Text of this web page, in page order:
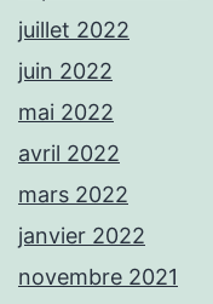
juillet 2022
juin 2022
mai 2022
avril 2022
mars 2022
janvier 2022
novembre 2021